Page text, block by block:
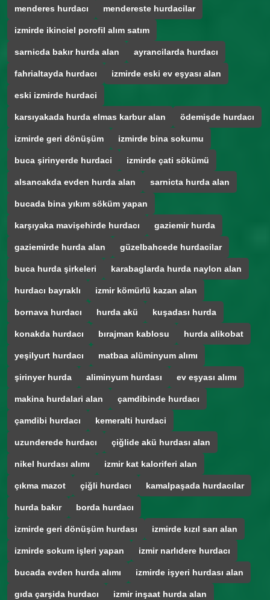
menderes hurdacı mendereste hurdacilar
izmirde ikinciel porofil alım satım
sarnicda bakır hurda alan ayrancilarda hurdacı
fahrialtayda hurdacı izmirde eski ev eşyası alan
eski izmirde hurdaci
karsıyakada hurda elmas karbur alan ödemişde hurdacı
izmirde geri dönüşüm izmirde bina sokumu
buca şirinyerde hurdaci izmirde çati sökümü
alsancakda evden hurda alan sarnicta hurda alan
bucada bina yıkım söküm yapan
karşıyaka mavişehirde hurdacı gaziemir hurda
gaziemirde hurda alan güzelbahcede hurdacilar
buca hurda şirkeleri karabaglarda hurda naylon alan
hurdacı bayraklı izmir kömürlü kazan alan
bornava hurdacı hurda akü kuşadası hurda
konakda hurdacı bırajman kablosu hurda alikobat
yeşilyurt hurdacı matbaa alüminyum alımı
şirinyer hurda aliminyum hurdası ev eşyası alımı
makina hurdalari alan çamdibinde hurdacı
çamdibi hurdacı kemeralti hurdaci
uzunderede hurdacı çiğlide akü hurdası alan
nikel hurdası alımı izmir kat kaloriferi alan
çıkma mazot çiğli hurdacı kamalpaşada hurdacılar
hurda bakır borda hurdacı
izmirde geri dönüşüm hurdası izmirde kızıl sarı alan
izmirde sokum işleri yapan izmir narlıdere hurdacı
bucada evden hurda alımı izmirde işyeri hurdası alan
gıda çarşida hurdacı izmir inşaat hurda alan